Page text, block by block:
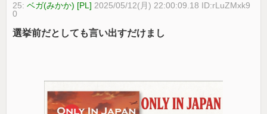
25:ベガ(みかか) [PL] 2025/05/12(月) 22:00:09.18 ID:rLuZMxk9
0
選挙前だとしても言い出すだけまし